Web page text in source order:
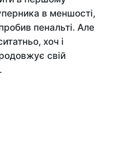
в меншості,
пенальті. Але
хоч і
свій